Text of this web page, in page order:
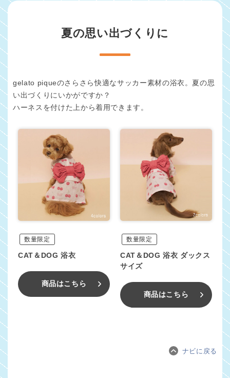
夏の思い出づくりに
gelato piqueのさらさら快適なサッカー素材の浴衣。夏の思
い出づくりにいかがですか？
ハーネスを付けた上から着用できます。
数量限定
CAT＆DOG 浴衣
商品はこちら
数量限定
CAT＆DOG 浴衣 ダックス
サイズ
商品はこちら
ナビに戻る